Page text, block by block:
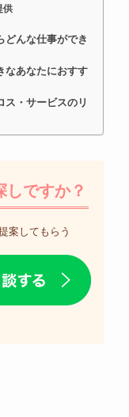
供
どんな仕事ができ
なあなたにおすす
ス・サービスのリ
しですか？
案してもらう